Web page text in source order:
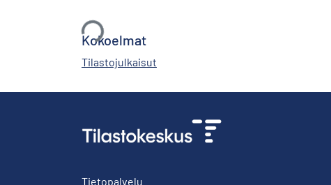
Ladataan...
Kokoelmat
Tilastojulkaisut
Tietopalvelu